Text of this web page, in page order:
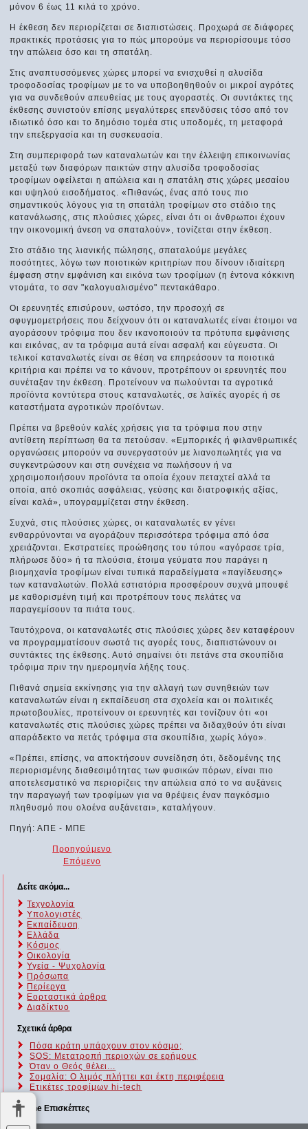
μόνον 6 έως 11 κιλά το χρόνο.
Η έκθεση δεν περιορίζεται σε διαπιστώσεις. Προχωρά σε διάφορες
πρακτικές προτάσεις για το πώς μπορούμε να περιορίσουμε τόσο
την απώλεια όσο και τη σπατάλη.
Στις αναπτυσσόμενες χώρες μπορεί να ενισχυθεί η αλυσίδα
τροφοδοσίας τροφίμων με το να υποβοηθηθούν οι μικροί αγρότες
για να συνδεθούν απευθείας με τους αγοραστές. Οι συντάκτες της
έκθεσης συνιστούν επίσης μεγαλύτερες επενδύσεις τόσο από τον
ιδιωτικό όσο και το δημόσιο τομέα στις υποδομές, τη μεταφορά
την επεξεργασία και τη συσκευασία.
Στη συμπεριφορά των καταναλωτών και την έλλειψη επικοινωνίας
μεταξύ των διαφόρων παικτών στην αλυσίδα τροφοδοσίας
τροφίμων οφείλεται η απώλεια και η σπατάλη στις χώρες μεσαίου
και υψηλού εισοδήματος. «Πιθανώς, ένας από τους πιο
σημαντικούς λόγους για τη σπατάλη τροφίμων στο στάδιο της
κατανάλωσης, στις πλούσιες χώρες, είναι ότι οι άνθρωποι έχουν
την οικονομική άνεση να σπαταλούν», τονίζεται στην έκθεση.
Στο στάδιο της λιανικής πώλησης, σπαταλούμε μεγάλες
ποσότητες, λόγω των ποιοτικών κριτηρίων που δίνουν ιδιαίτερη
έμφαση στην εμφάνιση και εικόνα των τροφίμων (η έντονα κόκκινη
ντομάτα, το σαν "καλογυαλισμένο" πεντακάθαρο.
Οι ερευνητές επισύρουν, ωστόσο, την προσοχή σε
σφυγμομετρήσεις που δείχνουν ότι οι καταναλωτές είναι έτοιμοι να
αγοράσουν τρόφιμα που δεν ικανοποιούν τα πρότυπα εμφάνισης
και εικόνας, αν τα τρόφιμα αυτά είναι ασφαλή και εύγευστα. Οι
τελικοί καταναλωτές είναι σε θέση να επηρεάσουν τα ποιοτικά
κριτήρια και πρέπει να το κάνουν, προτρέπουν οι ερευνητές που
συνέταξαν την έκθεση. Προτείνουν να πωλούνται τα αγροτικά
προϊόντα κοντύτερα στους καταναλωτές, σε λαϊκές αγορές ή σε
καταστήματα αγροτικών προϊόντων.
Πρέπει να βρεθούν καλές χρήσεις για τα τρόφιμα που στην
αντίθετη περίπτωση θα τα πετούσαν. «Εμπορικές ή φιλανθρωπικές
οργανώσεις μπορούν να συνεργαστούν με λιανοπωλητές για να
συγκεντρώσουν και στη συνέχεια να πωλήσουν ή να
χρησιμοποιήσουν προϊόντα τα οποία έχουν πεταχτεί αλλά τα
οποία, από σκοπιάς ασφάλειας, γεύσης και διατροφικής αξίας,
είναι καλά», υπογραμμίζεται στην έκθεση.
Συχνά, στις πλούσιες χώρες, οι καταναλωτές εν γένει
ενθαρρύνονται να αγοράζουν περισσότερα τρόφιμα από όσα
χρειάζονται. Εκστρατείες προώθησης του τύπου «αγόρασε τρία,
πλήρωσε δύο» ή τα πλούσια, έτοιμα γεύματα που παράγει η
βιομηχανία τροφίμων είναι τυπικά παραδείγματα «παγίδευσης»
των καταναλωτών. Πολλά εστιατόρια προσφέρουν συχνά μπουφέ
με καθορισμένη τιμή και προτρέπουν τους πελάτες να
παραγεμίσουν τα πιάτα τους.
Ταυτόχρονα, οι καταναλωτές στις πλούσιες χώρες δεν καταφέρουν
να προγραμματίσουν σωστά τις αγορές τους, διαπιστώνουν οι
συντάκτες της έκθεσης. Αυτό σημαίνει ότι πετάνε στα σκουπίδια
τρόφιμα πριν την ημερομηνία λήξης τους.
Πιθανά σημεία εκκίνησης για την αλλαγή των συνηθειών των
καταναλωτών είναι η εκπαίδευση στα σχολεία και οι πολιτικές
πρωτοβουλίες, προτείνουν οι ερευνητές και τονίζουν ότι «οι
καταναλωτές στις πλούσιες χώρες πρέπει να διδαχθούν ότι είναι
απαράδεκτο να πετάς τρόφιμα στα σκουπίδια, χωρίς λόγο».
«Πρέπει, επίσης, να αποκτήσουν συνείδηση ότι, δεδομένης της
περιορισμένης διαθεσιμότητας των φυσικών πόρων, είναι πιο
αποτελεσματικό να περιορίζεις την απώλεια από το να αυξάνεις
την παραγωγή των τροφίμων για να θρέψεις έναν παγκόσμιο
πληθυσμό που ολοένα αυξάνεται», καταλήγουν.
Πηγή: ΑΠΕ - ΜΠΕ
Προηγούμενο
Επόμενο
Δείτε ακόμα...
Τεχνολογία
Υπολογιστές
Εκπαίδευση
Ελλάδα
Κόσμος
Οικολογία
Υγεία - Ψυχολογία
Πρόσωπα
Περίεργα
Εορταστικά άρθρα
Διαδίκτυο
Σχετικά άρθρα
Πόσα κράτη υπάρχουν στον κόσμο;
SOS: Μετατροπή περιοχών σε ερήμους
Όταν ο Θεός θέλει...
Σομαλία: Ο λιμός πλήττει και έκτη περιφέρεια
Ετικέτες τροφίμων hi-tech
Online Επισκέπτες